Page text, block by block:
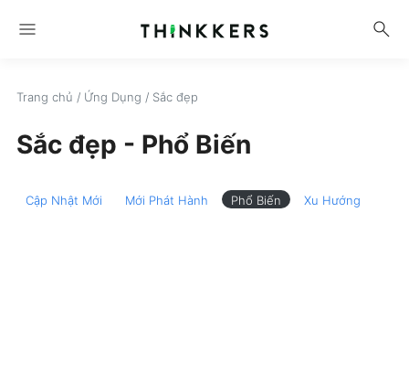
menu search
Trang chủ / Ứng Dụng / Sắc đẹp
Sắc đẹp - Phổ Biến
Cập Nhật Mới Mới Phát Hành Phổ Biến Xu Hướng